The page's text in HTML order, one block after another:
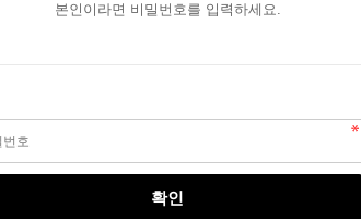
본인이라면 비밀번호를 입력하세요.